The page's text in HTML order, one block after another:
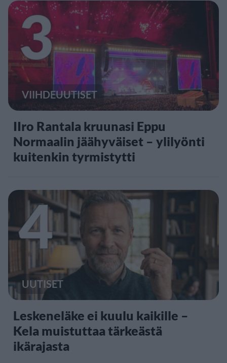
3
VIIHDEUUTISET
IIro Rantala kruunasi Eppu
Normaalin jäähyväiset – ylilyönti
kuitenkin tyrmistytti
4
UUTISET
Leskeneläke ei kuulu kaikille –
Kela muistuttaa tärkeästä
ikärajasta